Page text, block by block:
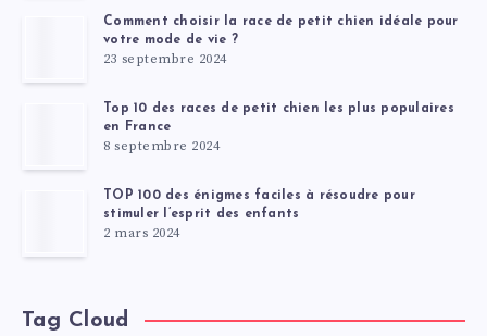
Comment choisir la race de petit chien idéale pour
votre mode de vie ?
23 septembre 2024
Top 10 des races de petit chien les plus populaires
en France
8 septembre 2024
TOP 100 des énigmes faciles à résoudre pour
stimuler l’esprit des enfants
2 mars 2024
Tag Cloud